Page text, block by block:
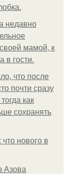
недавно
мамой, к
в гости.
что после
почти сразу
как
сохранять
нового в
Азoвa